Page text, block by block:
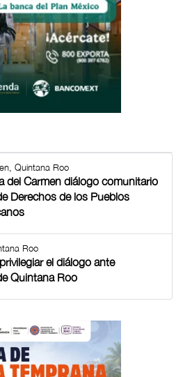
Quintana Roo
del Carmen diálogo comunitario
Derechos de los Pueblos
Roo
el diálogo ante
Quintana Roo